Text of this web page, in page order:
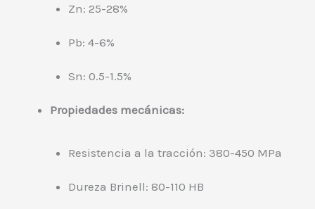
Zn: 25-28%
Pb: 4-6%
Sn: 0.5-1.5%
Propiedades mecánicas:
Resistencia a la tracción: 380-450 MPa
Dureza Brinell: 80-110 HB